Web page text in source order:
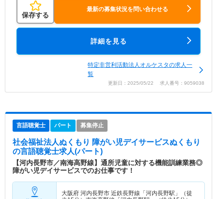
保存する
最新の募集状況を問い合わせる
詳細を見る
特定非営利活動法人オルケスタの求人一
覧
更新日：2025/05/22 求人番号：9059038
言語聴覚士 パート 募集停止
社会福祉法人ぬくもり 障がい児デイサービスぬくもり
の言語聴覚士求人(パート)
【河内長野市／南海高野線】通所児童に対する機能訓練業務◎
障がい児デイサービスでのお仕事です！
大阪府 河内長野市 近鉄長野線「河内長野駅」（徒